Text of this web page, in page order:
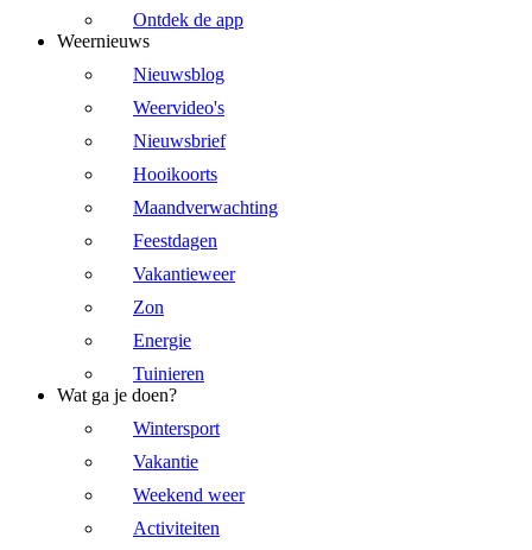
Ontdek de app
Weernieuws
Nieuwsblog
Weervideo's
Nieuwsbrief
Hooikoorts
Maandverwachting
Feestdagen
Vakantieweer
Zon
Energie
Tuinieren
Wat ga je doen?
Wintersport
Vakantie
Weekend weer
Activiteiten